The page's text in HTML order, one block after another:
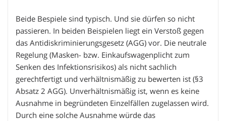
Beide Bespiele sind typisch. Und sie dürfen so nicht
passieren. In beiden Beispielen liegt ein Verstoß gegen
das Antidiskriminierungsgesetz (AGG) vor. Die neutrale
Regelung (Masken- bzw. Einkaufswagenplicht zum
Senken des Infektionsrisikos) als nicht sachlich
gerechtfertigt und verhältnismäßig zu bewerten ist (§3
Absatz 2 AGG). Unverhältnismäßig ist, wenn es keine
Ausnahme in begründeten Einzelfällen zugelassen wird.
Durch eine solche Ausnahme würde das